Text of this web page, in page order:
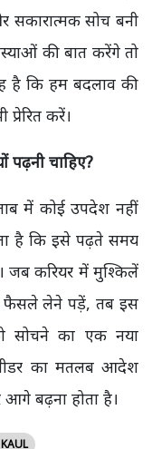
सकारात्मक सोच बनी
की बात करेंगे तो
है कि हम बदलाव की
करें।
चाहिए?
में कोई उपदेश नहीं
है कि इसे पढ़ते समय
जब करियर में मुश्किलें
फैसले लेने पड़ें, तब इस
सोचने का एक नया
का मतलब आदेश
बढ़ना होता है।